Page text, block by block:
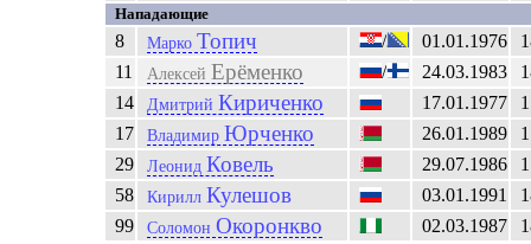
Нападающие
8 Марко Топич / 01.01.1976
11
Алексей Ерёменко / 24.03.1983
14
Дмитрий Кириченко 17.01.1977
17
Владимир Юрченко 26.01.1989
29
Леонид Ковель 29.07.1986
58
Кирилл Кулешов 03.01.1991
99
Соломон Окоронкво 02.03.1987